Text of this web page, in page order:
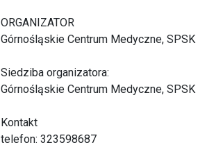
ORGANIZATOR
Górnośląskie Centrum Medyczne,
Siedziba organizatora:
Górnośląskie Centrum Medyczne,
Kontakt
telefon: 323598687